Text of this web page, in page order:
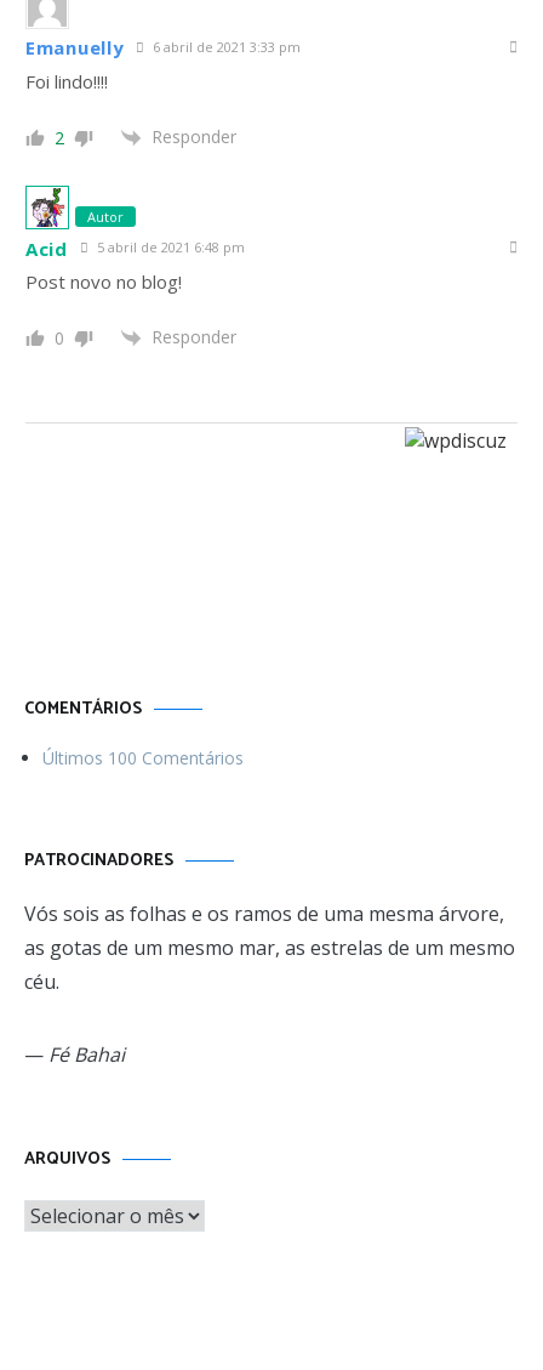
Emanuelly 6 abril de 2021 3:33 pm
Foi lindo!!!!
2 Responder
Autor
Acid 5 abril de 2021 6:48 pm
Post novo no blog!
0 Responder
COMENTÁRIOS
Últimos 100 Comentários
PATROCINADORES
Vós sois as folhas e os ramos de uma mesma árvore,
as gotas de um mesmo mar, as estrelas de um mesmo
céu.
— Fé Bahai
ARQUIVOS Arquivos